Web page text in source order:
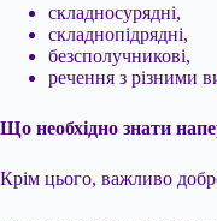
складносурядні,
складнопідрядні,
безсполучникові,
речення з різними
Що необхідно знати
Крім цього, важливо